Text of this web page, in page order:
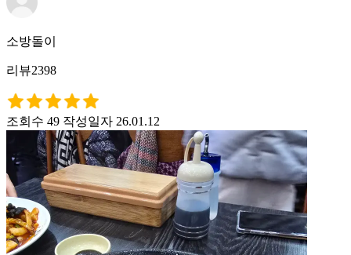
소방돌이
리뷰2398
조회수 49 작성일자 26.01.12